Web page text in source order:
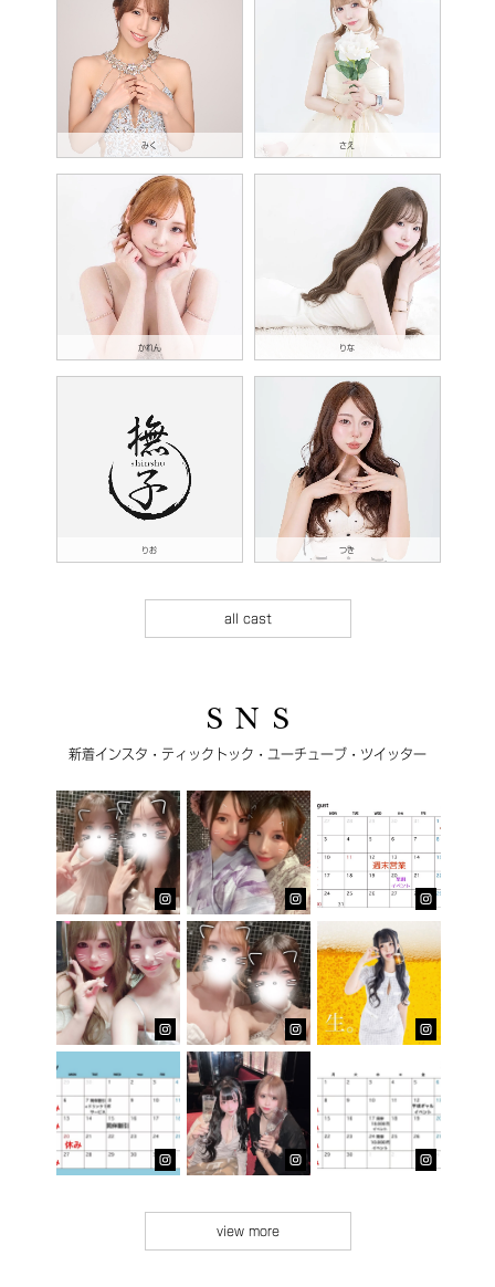
みく さえ
かれん りな
りお つき
all cast
S N S
新着インスタ・ティックトック・ユーチューブ・ツイッター
view more